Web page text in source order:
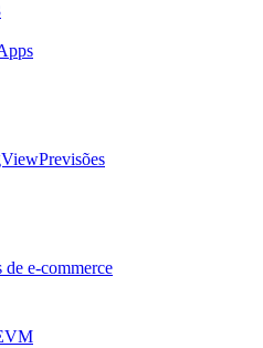
Previsões
de e-commerce